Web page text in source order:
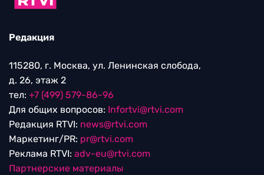
Редакция
115280, г. Москва, ул. Ленинская слобода,
д. 26, этаж 2
тел: +7 (499) 579-86-96
Для общих вопросов: Infortvi@rtvi.com
Редакция RTVI: news@rtvi.com
Маркетинг/PR: pr@rtvi.com
Реклама RTVI: adv-eu@rtvi.com
Партнерские материалы